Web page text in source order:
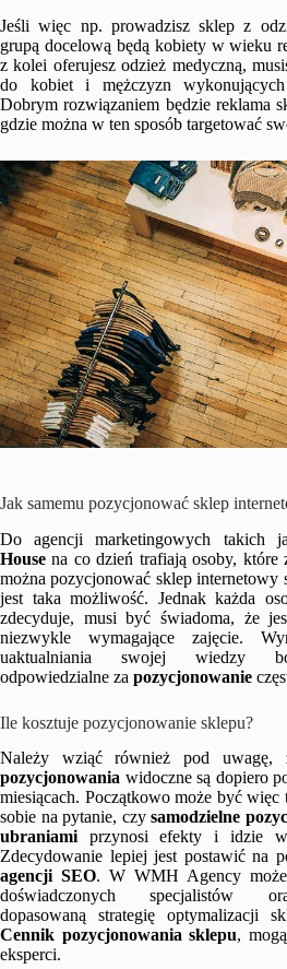
Jeśli więc np. prowadzisz sklep z
grupą docelową będą kobiety w wieku
z kolei oferujesz odzież medyczną,
do kobiet i mężczyzn
Dobrym rozwiązaniem będzie reklama
gdzie można w ten sposób targetować
Jak samemu pozycjonować sklep
Do agencji marketingowych takich
House na co dzień trafiają osoby, które
można pozycjonować sklep internetowy
jest taka możliwość. Jednak każda
zdecyduje, musi być świadoma, że
niezwykle wymagające zajęcie.
uaktualniania swojej wiedzy
odpowiedzialne za pozycjonowanie
Ile kosztuje pozycjonowanie sklepu?
Należy wziąć również pod uwagę,
pozycjonowania widoczne są dopiero
miesiącach. Początkowo może być
sobie na pytanie, czysamodzielne
ubraniami przynosi efekty i idzie
Zdecydowanie lepiej jest postawić na
agencji SEO. W WMH Agency
doświadczonych specjalistów
dopasowaną strategię optymalizacji
Cennik pozycjonowania sklepu,
eksperci.